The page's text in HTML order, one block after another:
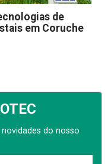
de
em Coruche
do nosso